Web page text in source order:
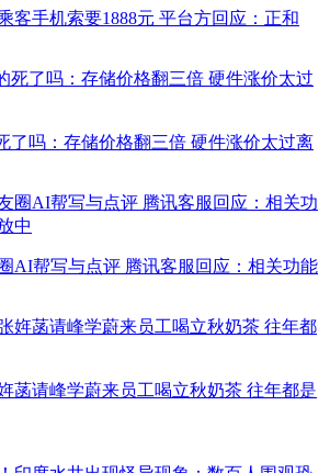
客手机索要1888元 平台方回应：正和
了吗：存储价格翻三倍 硬件涨价太过离
AI帮写与点评 腾讯客服回应：相关功能
菡请峰学蔚来员工喝立秋奶茶 往年都是